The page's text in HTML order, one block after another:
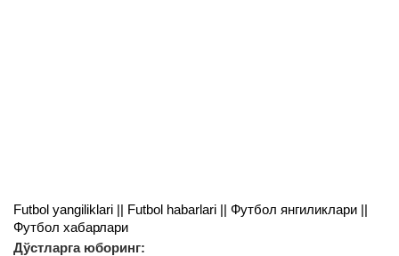
Futbol yangiliklari || Futbol habarlari || Футбол янгиликлари ||
Футбол хабарлари
Дўстларга юборинг: